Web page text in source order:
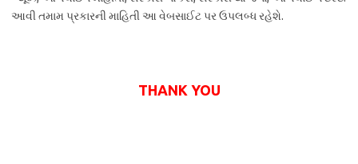
આવી તમામ પ્રકારની માહિતી આ વેબસાઈટ પર ઉપલબ્ધ રહેશે.
THANK YOU